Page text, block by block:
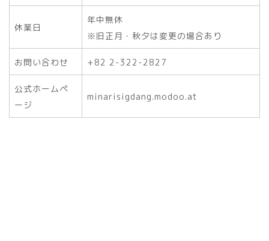
休業日
年中無休
※旧正月・秋夕は変更の場合あり
お問い合わせ +82 2-322-2827
公式ホームペ
ージ
minarisigdang.modoo.at